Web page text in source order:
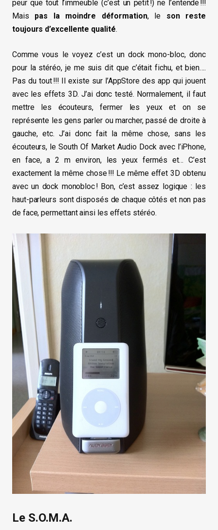
peur que tout l’immeuble (c’est un petit !) ne l’entende !!!
Mais pas la moindre déformation, le son reste
toujours d’excellente qualité.
Comme vous le voyez c’est un dock mono-bloc, donc
pour la stéréo, je me suis dit que c’était fichu, et bien….
Pas du tout !!! Il existe sur l’AppStore des app qui jouent
avec les effets 3D. J’ai donc testé. Normalement, il faut
mettre les écouteurs, fermer les yeux et on se
représente les gens parler ou marcher, passé de droite à
gauche, etc. J’ai donc fait la même chose, sans les
écouteurs, le South Of Market Audio Dock avec l’iPhone,
en face, a 2 m environ, les yeux fermés et… C’est
exactement la même chose !!! Le même effet 3D obtenu
avec un dock monobloc ! Bon, c’est assez logique : les
haut-parleurs sont disposés de chaque côtés et non pas
de face, permettant ainsi les effets stéréo.
Le S.O.M.A.